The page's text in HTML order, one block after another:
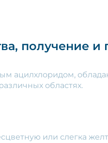
получение и
ацилхлоридом,
областях.
или слегка